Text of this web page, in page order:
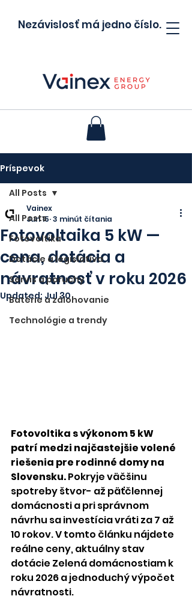
Nezávislosť má jedno číslo.
Príspevok
All Posts
Fotovoltika
Dotácie a legislatíva
Servis a poruchy
Batérie a zálohovanie
Technológie a trendy
All Posts
Fotovoltaika 5 kW —
cena, dotácia a
návratnosť v roku 2026
Vainex
Jun 15 3 minút čítania
Updated: Jul 30
Fotovoltika s výkonom 5 kW
patrí medzi najčastejšie volené
riešenia pre rodinné domy na
Slovensku. Pokryje väčšinu
spotreby štvor- až päťčlennej
domácnosti a pri správnom
návrhu sa investícia vráti za 7 až
10 rokov. V tomto článku nájdete
reálne ceny, aktuálny stav
dotácie Zelená domácnostiam k
roku 2026 a jednoduchý výpočet
návratnosti.